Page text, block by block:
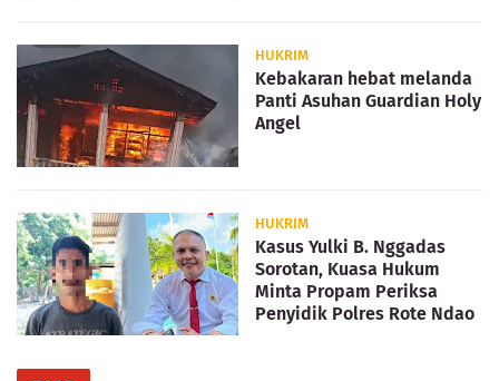
HUKRIM
Kebakaran hebat melanda
Panti Asuhan Guardian Holy
Angel
HUKRIM
Kasus Yulki B. Nggadas
Sorotan, Kuasa Hukum
Minta Propam Periksa
Penyidik Polres Rote Ndao